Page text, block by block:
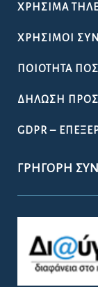
ΧΡΉΣΙΜΑ
ΧΡΉΣΙΜΟΙ
ΠΟΙΌΤΗΤΑ
ΔΉΛΩΣΗ
GDPR –
ΓΡΉΓΟΡΗ